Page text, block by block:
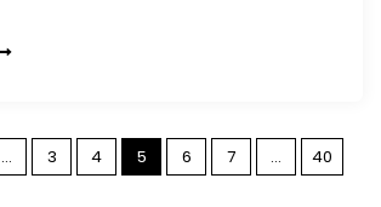
П
… 3 4 5 6 7 …
40